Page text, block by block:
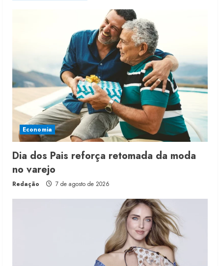
Economia
Dia dos Pais reforça retomada da moda
no varejo
Redação 7 de agosto de 2026